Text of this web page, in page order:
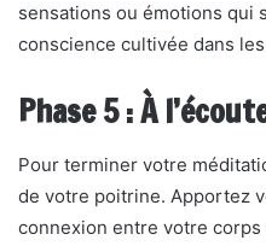
sensations ou émotions
conscience cultivée dans
Phase 5 : À
Pour terminer votre
de votre poitrine. Apportez
connexion entre votre